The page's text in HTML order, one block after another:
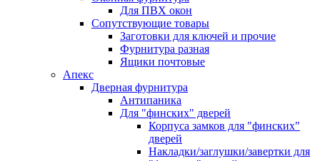
Для ПВХ окон
Сопутствующие товары
Заготовки для ключей и прочие
Фурнитура разная
Ящики почтовые
Апекс
Дверная фурнитура
Антипаника
Для "финских" дверей
Корпуса замков для "финских"
дверей
Накладки/заглушки/завертки для